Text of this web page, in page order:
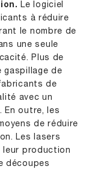
Le logiciel
à réduire
le nombre de
une seule
Plus de
gaspillage de
de
avec un
En outre, les
de réduire
Les lasers
leur production
découpes